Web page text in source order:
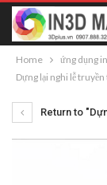
Home
ứng dụng
Dựng lại nghi lễ
Return to